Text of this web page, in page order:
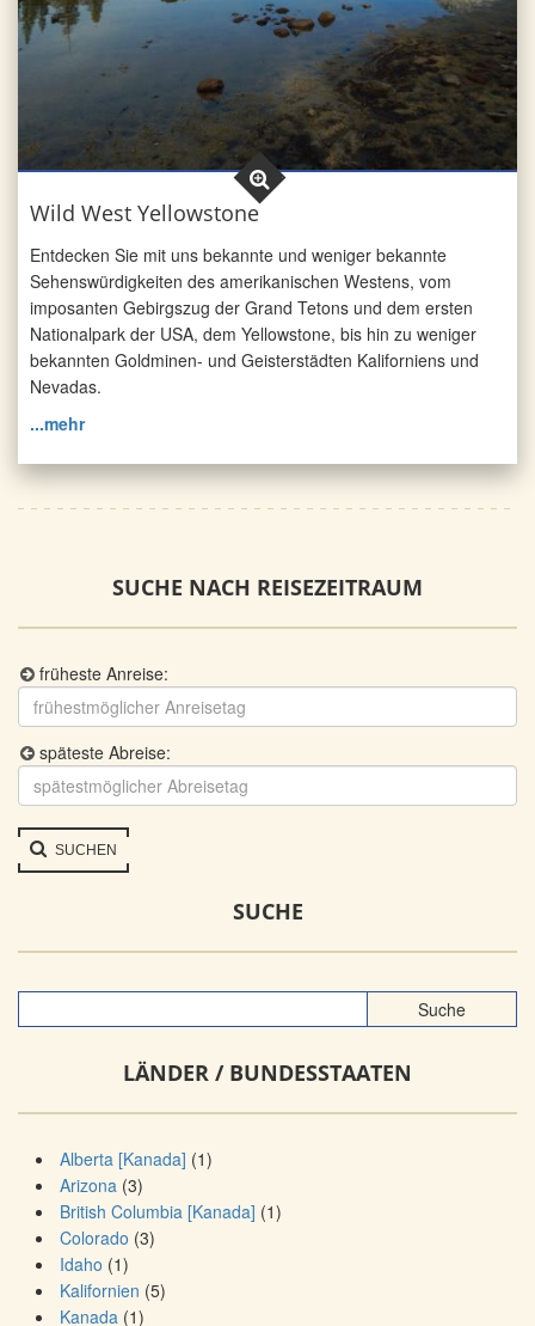
Wild West Yellowstone
Entdecken Sie mit uns bekannte und weniger bekannte
Sehens­würdig­keiten des amerikanischen Westens, vom
imposanten Gebirgszug der Grand Tetons und dem ersten
Nationalpark der USA, dem Yellowstone, bis hin zu weniger
bekannten Goldminen- und Geisterstädten Kaliforniens und
Nevadas.
...mehr
SUCHE NACH REISEZEITRAUM
früheste Anreise:
späteste Abreise:
SUCHEN
SUCHE
LÄNDER / BUNDESSTAATEN
Alberta [Kanada] (1)
Arizona (3)
British Columbia [Kanada] (1)
Colorado (3)
Idaho (1)
Kalifornien (5)
Kanada (1)